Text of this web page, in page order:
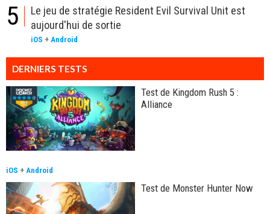
5
Le jeu de stratégie Resident Evil Survival Unit est
aujourd'hui de sortie
iOS + Android
DERNIERS TESTS
Test de Kingdom Rush 5 :
Alliance
iOS + Android
Test de Monster Hunter Now